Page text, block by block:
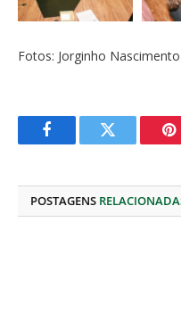
Fotos: Jorginho Nascimento
FacebookTwitter
POSTAGENS